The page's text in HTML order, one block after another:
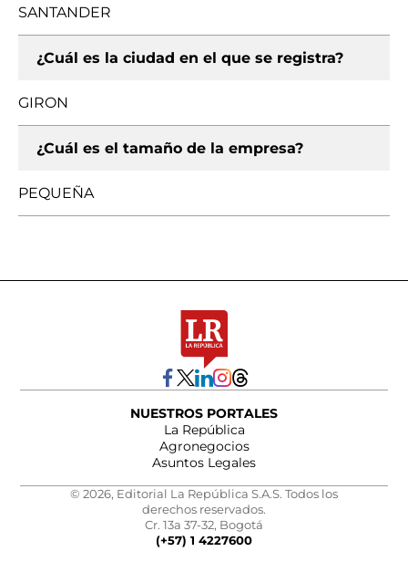
SANTANDER
¿Cuál es la ciudad en el que se registra?
GIRON
¿Cuál es el tamaño de la empresa?
PEQUEÑA
NUESTROS PORTALES
La República
Agronegocios
Asuntos Legales
© 2026, Editorial La República S.A.S. Todos los
derechos reservados.
Cr. 13a 37-32, Bogotá
(+57) 1 4227600